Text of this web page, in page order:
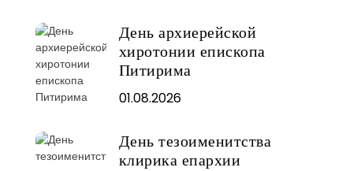
День архиерейской
хиротонии епископа
Питирима
01.08.2026
День тезоименитства
клирика епархии